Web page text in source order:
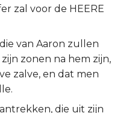
zal voor de HEERE
van Aaron zullen
zonen na hem zijn,
zalve, en dat men
die uit zijn